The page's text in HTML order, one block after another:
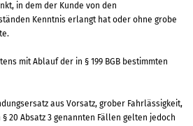
in dem der Kunde von den
Kenntnis erlangt hat oder ohne grobe
mit Ablauf der in § 199 BGB bestimmten
aus Vorsatz, grober Fahrlässigkeit,
20 Absatz 3 genannten Fällen gelten jedoch